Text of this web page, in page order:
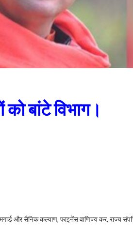
बांटे विभाग।
और सैनिक कल्याण, फाइनेंस वाणिज्य कर, राज्य